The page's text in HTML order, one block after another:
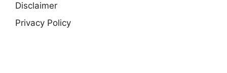
Disclaimer
Privacy Policy